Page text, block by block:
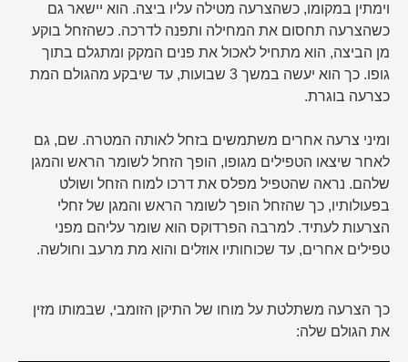
וימתין במקומו, כשהצרעה מטילה עליו ביצה. הוא יישאר גם
כשהצרעה תחסום את המחילה ותפנה לדרכה. כשהזחל בוקע
מן הביצה, הוא מתחיל לאכול את פנים המקק ומתגלם בתוך
גופו. כך הוא יעשה במשך 3 שבועות, עד שיבקע מהגולם המת
כצרעה בוגרת.
ומיני צרעה אחרים משתמשים בזחל לאותה המטרה. שם, גם
לאחר שיצאו הטפילים מגופו, הופך הזחל לשומר הראש והמגן
שלהם. נראה שהטפיל מפלס את דרכו למוח הזחל ושולט
בפעולותיו, כך שהזחל הופך לשומר הראש והמגן של זחלי
הצרעות לעתיד. למרבה הפרדוקס הוא שומר עליהם מפני
טפילים אחרים, עד שכוחותיו אוזלים והוא מת מרעב וחולשה.
כך הצרעה משתלטת על מוחו של התיקן הזומבי, שבמותו מזין
את הגולם שלה: